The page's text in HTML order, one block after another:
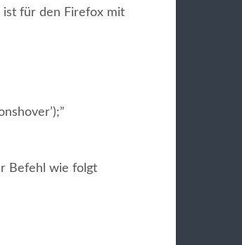
ist für den Firefox mit
Befehl wie folgt